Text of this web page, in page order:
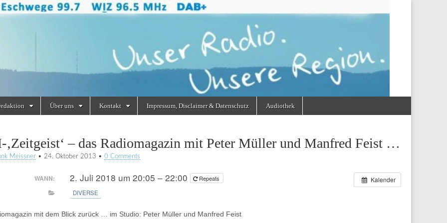
Über uns Kontakt Impressum, Disclaimer & Datenschutz Audiothek
‚Zeitgeist‘ – das Radiomagazin mit Peter Müller und Manfred Feist …
Meissner • 24. Oktober 2013 • 0 Comments
Kalender
WANN: 2. Juli 2018 um 20:05 – 22:00
Repeats
DIVERSE
mit dem Blick zurück … im Studio: Peter Müller und Manfred Feist